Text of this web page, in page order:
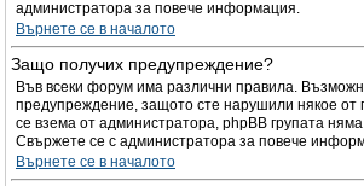
администратора за повече информация.
Върнете се в началото
Защо получих предупреждение?
Във всеки форум има различни правила.
предупреждение, защото сте нарушили някое от
се взема от администратора, phpBB групата
Свържете се с администратора за повече
Върнете се в началото